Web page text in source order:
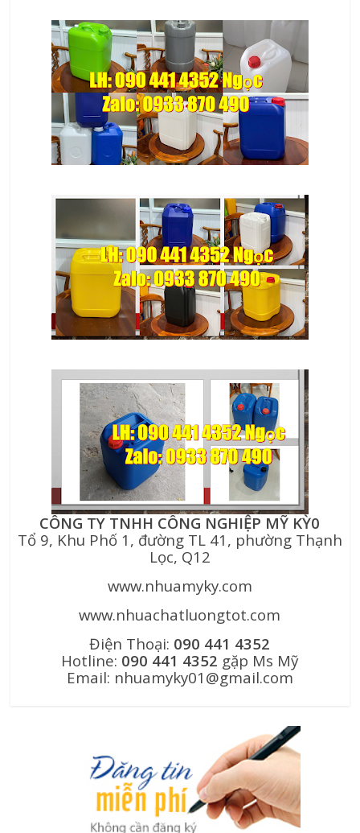
CÔNG TY TNHH CÔNG NGHIỆP MỸ KỲ0
Tổ 9, Khu Phố 1, đường TL 41, phường Thạnh
Lọc, Q12
www.nhuamyky.com
www.nhuachatluongtot.com
Điện Thoại: 090 441 4352
Hotline: 090 441 4352 gặp Ms Mỹ
Email: nhuamyky01@gmail.com